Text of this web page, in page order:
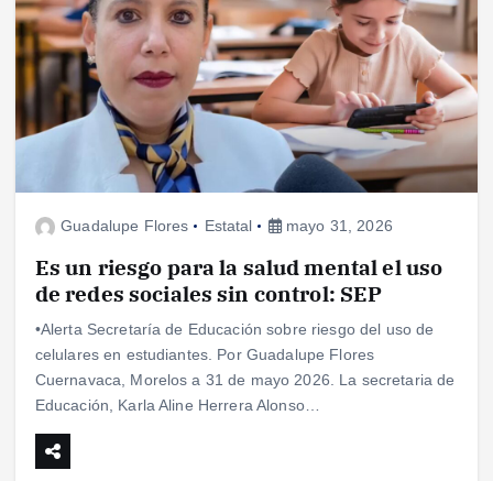
Guadalupe Flores Estatal mayo 31, 2026
Es un riesgo para la salud mental el uso
de redes sociales sin control: SEP
•Alerta Secretaría de Educación sobre riesgo del uso de
celulares en estudiantes. Por Guadalupe Flores
Cuernavaca, Morelos a 31 de mayo 2026. La secretaria de
Educación, Karla Aline Herrera Alonso…